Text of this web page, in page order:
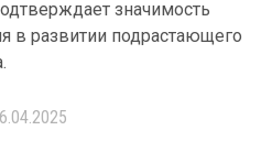
значимость
в развитии подрастающего